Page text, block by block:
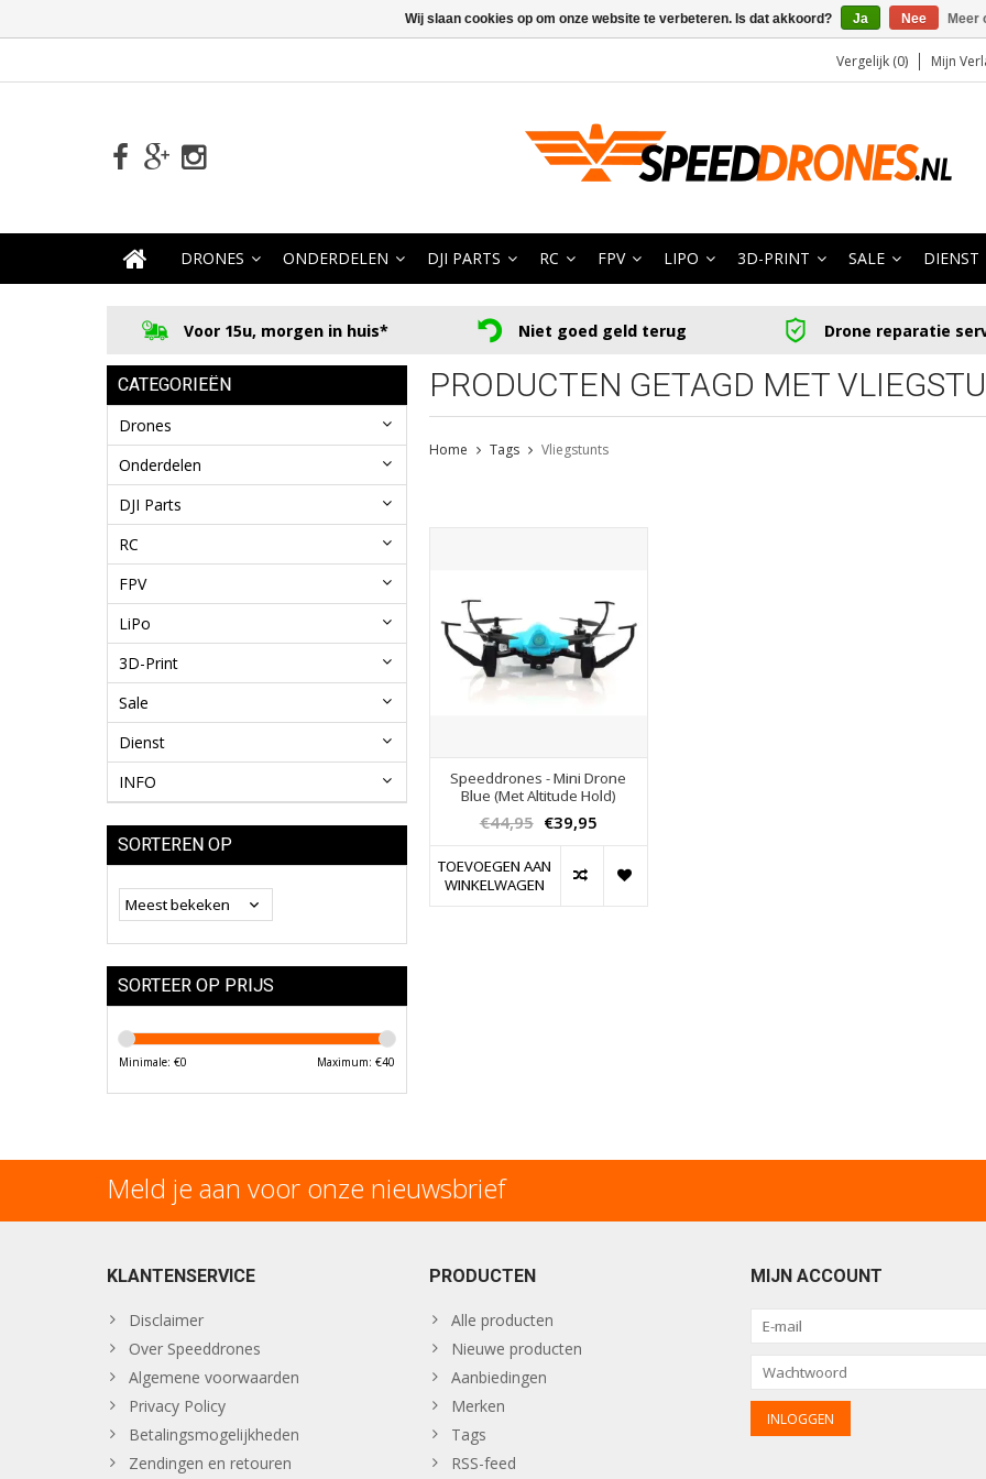
Vergelijk (0) Mijn
DRONES ONDERDELEN DJI PARTS RC FPV LIPO 3D-PRINT SALE DIENST
Voor 15u, morgen in huis* Niet goed geld terug Drone reparatie
CATEGORIEËN
Drones
Onderdelen
DJI Parts
RC
FPV
LiPo
3D-Print
Sale
Dienst
INFO
SORTEREN OP
SORTEER OP PRIJS
Minimale: €0 Maximum: €40
PRODUCTEN GETAGD MET
Home Tags Vliegstunts
Speeddrones - Mini Drone
Blue (Met Altitude Hold)
€44,95 €39,95
TOEVOEGEN AAN
WINKELWAGEN
Meld je aan voor onze nieuwsbrief
KLANTENSERVICE
Disclaimer
Over Speeddrones
Algemene voorwaarden
Privacy Policy
Betalingsmogelijkheden
Zendingen en retouren
PRODUCTEN
Alle producten
Nieuwe producten
Aanbiedingen
Merken
Tags
RSS-feed
MIJN ACCOUNT
Wij slaan cookies op om onze website te verbeteren. Is dat akkoord? Ja Nee Meer